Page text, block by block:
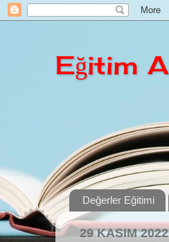
Eğitim
Değerler Eğitimi
29 KASIM